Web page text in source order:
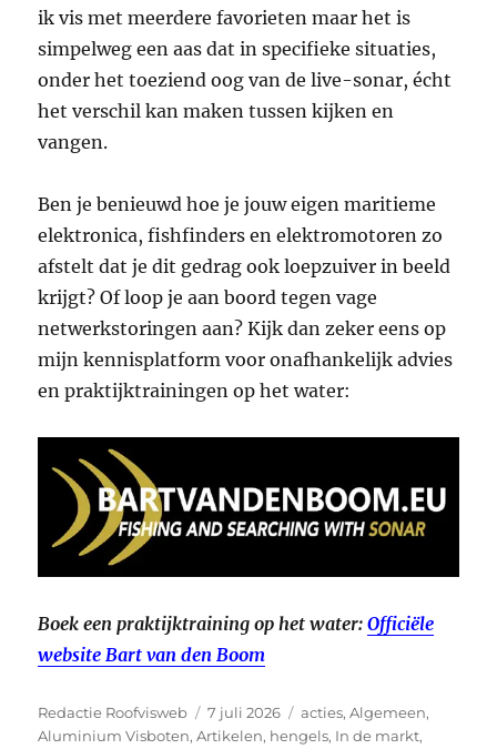
ik vis met meerdere favorieten maar het is
simpelweg een aas dat in specifieke situaties,
onder het toeziend oog van de live-sonar, écht
het verschil kan maken tussen kijken en
vangen.
Ben je benieuwd hoe je jouw eigen maritieme
elektronica, fishfinders en elektromotoren zo
afstelt dat je dit gedrag ook loepzuiver in beeld
krijgt? Of loop je aan boord tegen vage
netwerkstoringen aan? Kijk dan zeker eens op
mijn kennisplatform voor onafhankelijk advies
en praktijktrainingen op het water:
Boek een praktijktraining op het water:Officiële
website Bart van den Boom
Auteur
Redactie Roofvisweb
Geplaatst
op
7 juli 2026 Categorieën
acties,Algemeen,
Aluminium Visboten,Artikelen, hengels, In de markt,